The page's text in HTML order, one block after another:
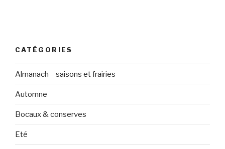
CATÉGORIES
Almanach – saisons et frairies
Automne
Bocaux & conserves
Eté